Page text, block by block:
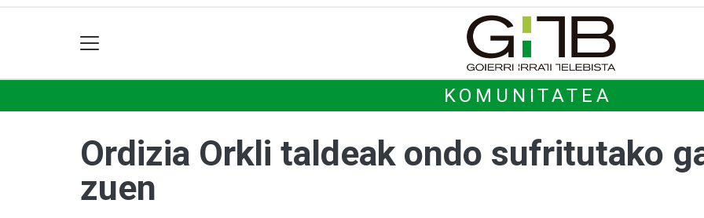
KOMUNITATEA
Ordizia Orkli taldeak ondo sufritutako
zuen